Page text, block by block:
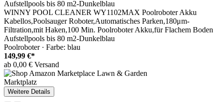
WINNY POOL CLEANER WY1102MAX Poolroboter Akku
Kabellos,Poolsauger Roboter,Automatisches Parken,180μm-
Filtration,mit Haken,100 Min. Poolroboter Akku,für Flachem Boden
Aufstellpools bis 80 m2-Dunkelblau
Poolroboter · Farbe: blau
149,99 €*
ab 0,00 € Versand
Marktplatz
Weitere Details